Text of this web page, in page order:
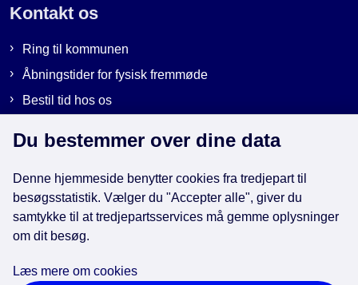
Kontakt os
Ring til kommunen
Åbningstider for fysisk fremmøde
Bestil tid hos os
Genveje
EAN-numre i kommunen
Du bestemmer over dine data
Denne hjemmeside benytter cookies fra tredjepart til
besøgsstatistik. Vælger du "Accepter alle", giver du
samtykke til at tredjepartsservices må gemme oplysninger
om dit besøg.
Læs mere om cookies